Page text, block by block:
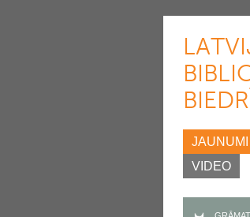
JAUNUMI
VIDEO